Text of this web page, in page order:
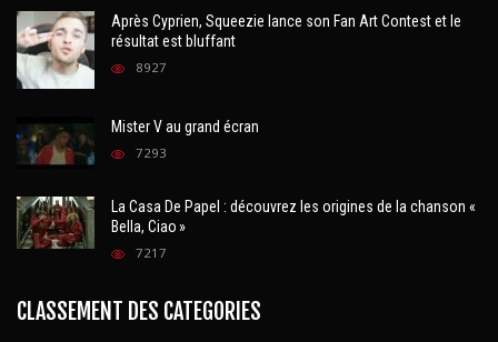
Après Cyprien, Squeezie lance son Fan Art Contest et le
résultat est bluffant
8927
Mister V au grand écran
7293
La Casa De Papel : découvrez les origines de la chanson «
Bella, Ciao »
7217
CLASSEMENT DES CATEGORIES